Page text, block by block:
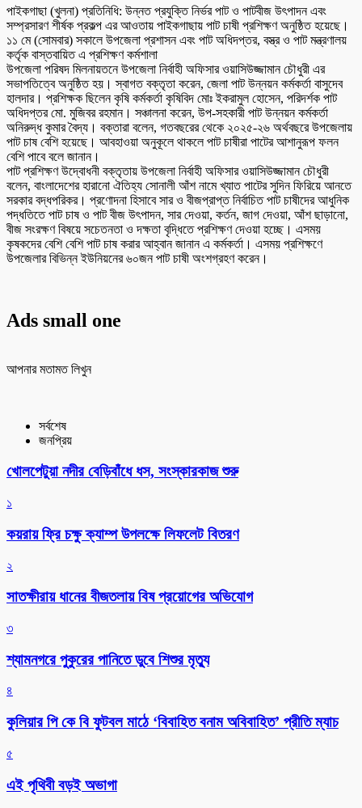
পাইকগাছা (খুলনা) প্রতিনিধি: উন্নত প্রযুক্তি নির্ভর পাট ও পাটবীজ উৎপাদন এবং
সম্প্রসারণ শীর্ষক প্রকল্প এর আওতায় পাইকগাছায় পাট চাষী প্রশিক্ষণ অনুষ্ঠিত হয়েছে।
১১ মে (সোমবার) সকালে উপজেলা প্রশাসন এবং পাট অধিদপ্তর, বস্ত্র ও পাট মন্ত্রণালয়
কর্তৃক বাস্তবায়িত এ প্রশিক্ষণ কর্মশালা
উপজেলা পরিষদ মিলনায়তনে উপজেলা নির্বাহী অফিসার ওয়াসিউজ্জামান চৌধুরী এর
সভাপতিত্বে অনুষ্ঠিত হয়। স্বাগত বক্তৃতা করেন, জেলা পাট উন্নয়ন কর্মকর্তা বাসুদেব
হালদার। প্রশিক্ষক ছিলেন কৃষি কর্মকর্তা কৃষিবিদ মোঃ ইকরামুল হোসেন, পরিদর্শক পাট
অধিদপ্তর মো. মুজিবর রহমান। সঞ্চালনা করেন, উপ-সহকারী পাট উন্নয়ন কর্মকর্তা
অনিরুদ্ধ কুমার বৈদ্য। বক্তারা বলেন, গতবছরের থেকে ২০২৫-২৬ অর্থবছরে উপজেলায়
পাট চাষ বেশি হয়েছে। আবহাওয়া অনুকূলে থাকলে পাট চাষীরা পাটের আশানুরূপ ফলন
বেশি পাবে বলে জানান।
পাট প্রশিক্ষণ উদ্বোধনী বক্তৃতায় উপজেলা নির্বাহী অফিসার ওয়াসিউজ্জামান চৌধুরী
বলেন, বাংলাদেশের হারানো ঐতিহ্য সোনালী আঁশ নামে খ্যাত পাটের সুদিন ফিরিয়ে আনতে
সরকার বদ্ধপরিকর। প্রণোদনা হিসাবে সার ও বীজপ্রাপ্ত নির্বাচিত পাট চাষীদের আধুনিক
পদ্ধতিতে পাট চাষ ও পাট বীজ উৎপাদন, সার দেওয়া, কর্তন, জাগ দেওয়া, আঁশ ছাড়ানো,
বীজ সংরক্ষণ বিষয়ে সচেতনতা ও দক্ষতা বৃদ্ধিতে প্রশিক্ষণ দেওয়া হচ্ছে। এসময়
কৃষকদের বেশি বেশি পাট চাষ করার আহ্বান জানান এ কর্মকর্তা। এসময় প্রশিক্ষণে
উপজেলার বিভিন্ন ইউনিয়নের ৬০জন পাট চাষী অংশগ্রহণ করেন।
Ads small one
আপনার মতামত লিখুন
সর্বশেষ
জনপ্রিয়
খোলপেটুয়া নদীর বেড়িবাঁধে ধস, সংস্কারকাজ শুরু
১
কয়রায় ফ্রি চক্ষু ক্যাম্প উপলক্ষে লিফলেট বিতরণ
২
সাতক্ষীরায় ধানের বীজতলায় বিষ প্রয়োগের অভিযোগ
৩
শ্যামনগরে পুকুরের পানিতে ডুবে শিশুর মৃত্যু
৪
কুলিয়ার পি কে বি ফুটবল মাঠে ‘বিবাহিত বনাম অবিবাহিত’ প্রীতি ম্যাচ
৫
এই পৃথিবী বড়ই অভাগা